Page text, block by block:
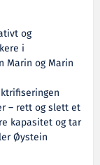
og
i
Marin og Marin
– rett og slett et
kapasitet og tar
Øystein